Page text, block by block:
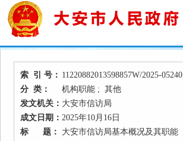
索 引 号： 11220882013598857W/2025-05240
分 类：
机构职能 ; 其他
发文机关： 大安市信访局
成文日期：2025年10月16日
标 题：
大安市信访局基本概况及其职能